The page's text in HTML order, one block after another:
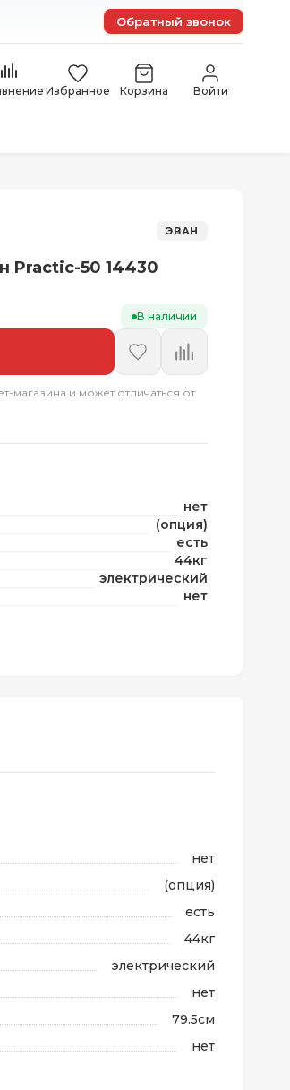
Обратный звонок
Избранное Корзина Войти
ЭВАН
Practic-50 14430
В наличии
магазина и может отличаться от
нет
(опция)
есть
44кг
электрический
нет
нет
(опция)
есть
44кг
электрический
нет
79.5см
нет